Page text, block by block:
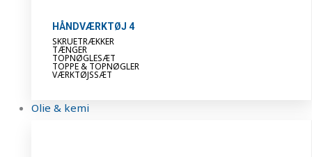
HÅNDVÆRKTØJ 4
SKRUETRÆKKER
TÆNGER
TOPNØGLESÆT
TOPPE & TOPNØGLER
VÆRKTØJSSÆT
Olie & kemi